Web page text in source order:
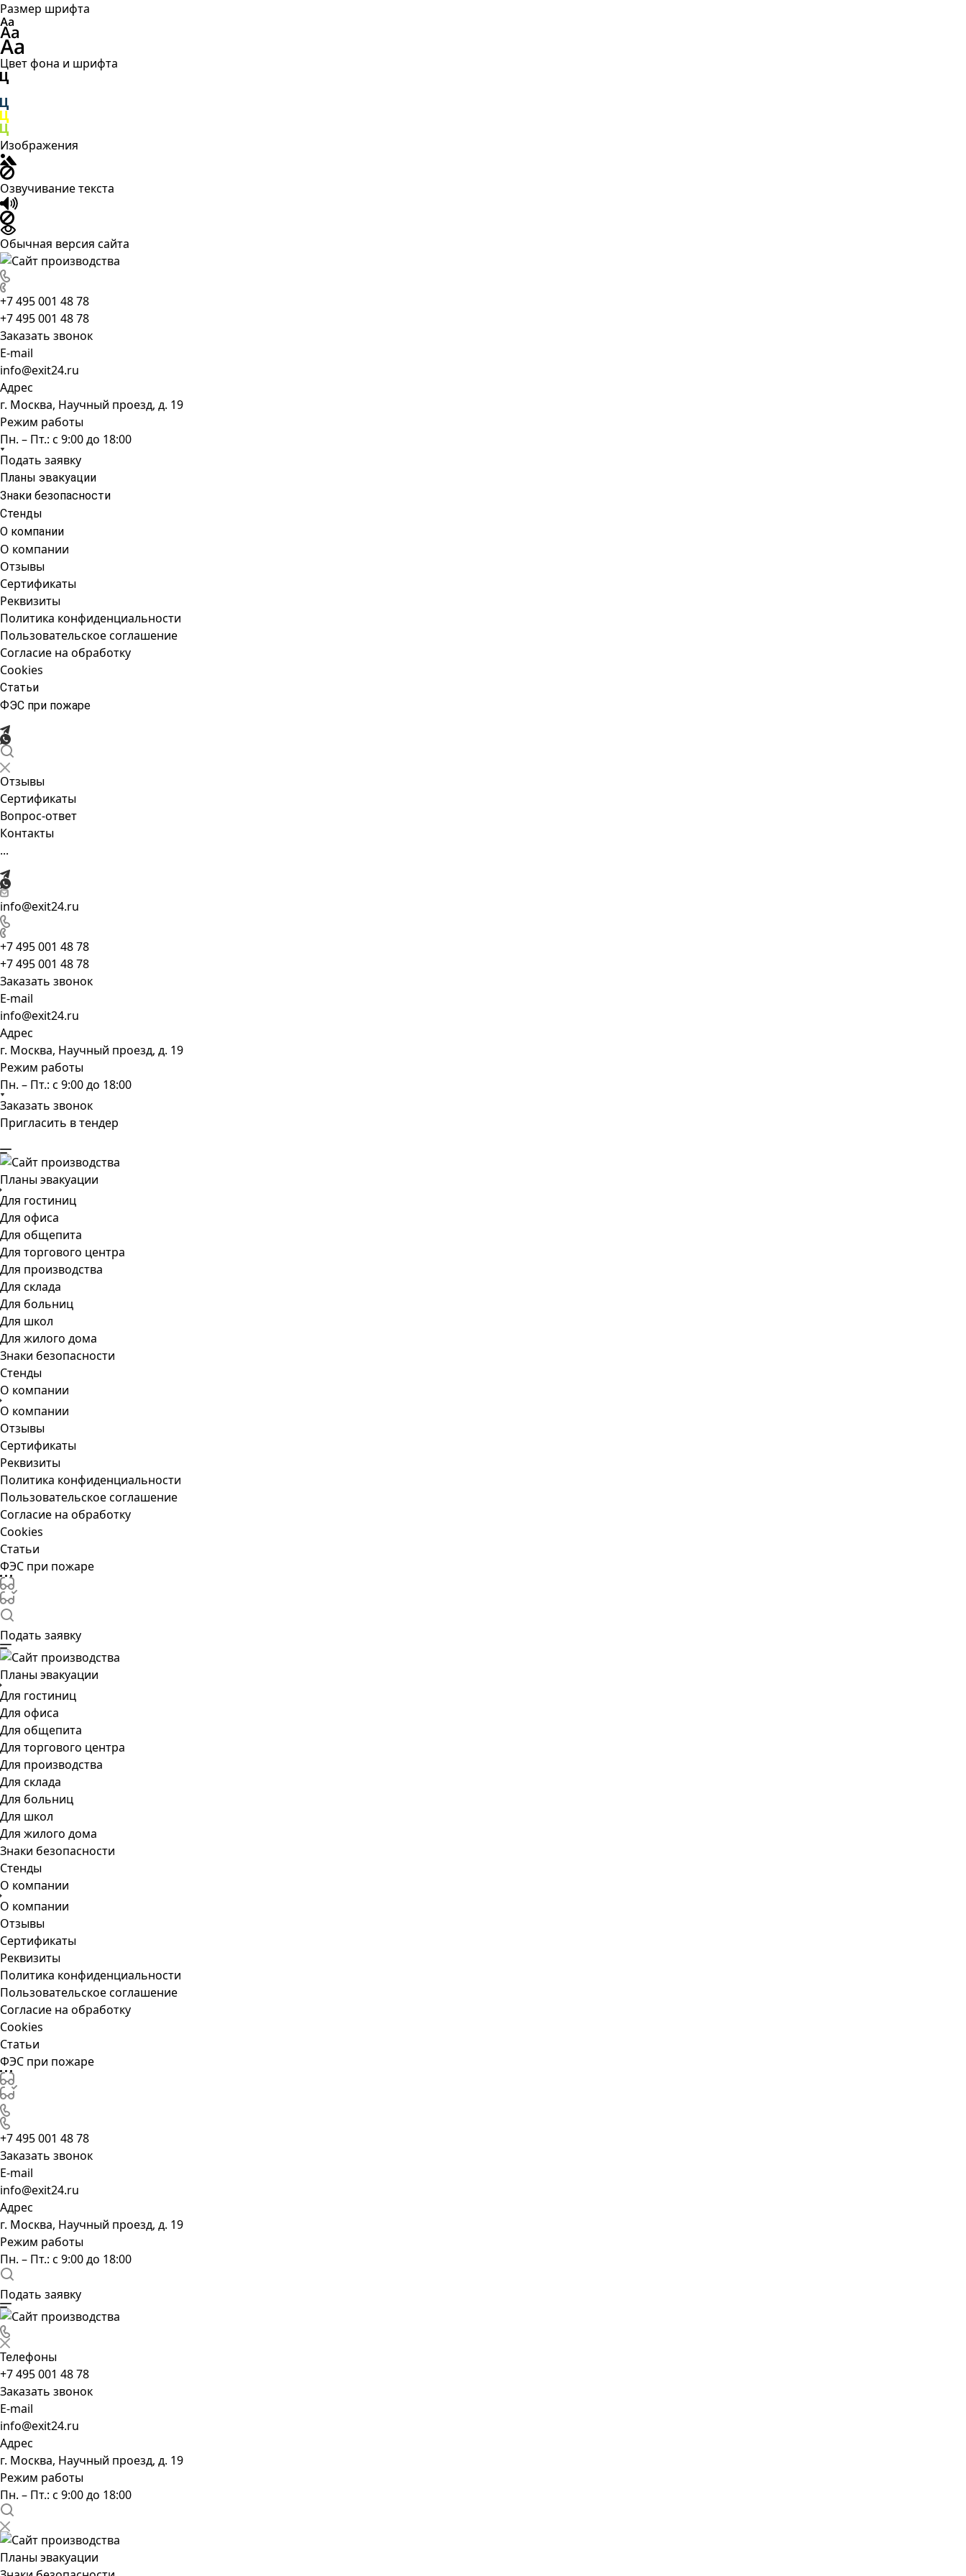
Размер шрифта
Цвет фона и шрифта
Изображения
Озвучивание текста
Обычная версия сайта
+7 495 001 48 78
+7 495 001 48 78
Заказать звонок
E-mail
info@exit24.ru
Адрес
г. Москва, Научный проезд, д. 19
Режим работы
Пн. – Пт.: с 9:00 до 18:00
Подать заявку
Планы эвакуации
Знаки безопасности
Стенды
О компании
О компании
Отзывы
Сертификаты
Реквизиты
Политика конфиденциальности
Пользовательское соглашение
Согласие на обработку
Cookies
Статьи
ФЭС при пожаре
Отзывы
Сертификаты
Вопрос-ответ
Контакты
...
info@exit24.ru
+7 495 001 48 78
+7 495 001 48 78
Заказать звонок
E-mail
info@exit24.ru
Адрес
г. Москва, Научный проезд, д. 19
Режим работы
Пн. – Пт.: с 9:00 до 18:00
Заказать звонок
Пригласить в тендер
Планы эвакуации
Для гостиниц
Для офиса
Для общепита
Для торгового центра
Для производства
Для склада
Для больниц
Для школ
Для жилого дома
Знаки безопасности
Стенды
О компании
О компании
Отзывы
Сертификаты
Реквизиты
Политика конфиденциальности
Пользовательское соглашение
Согласие на обработку
Cookies
Статьи
ФЭС при пожаре
Подать заявку
Планы эвакуации
Для гостиниц
Для офиса
Для общепита
Для торгового центра
Для производства
Для склада
Для больниц
Для школ
Для жилого дома
Знаки безопасности
Стенды
О компании
О компании
Отзывы
Сертификаты
Реквизиты
Политика конфиденциальности
Пользовательское соглашение
Согласие на обработку
Cookies
Статьи
ФЭС при пожаре
+7 495 001 48 78
Заказать звонок
E-mail
info@exit24.ru
Адрес
г. Москва, Научный проезд, д. 19
Режим работы
Пн. – Пт.: с 9:00 до 18:00
Подать заявку
Телефоны
+7 495 001 48 78
Заказать звонок
E-mail
info@exit24.ru
Адрес
г. Москва, Научный проезд, д. 19
Режим работы
Пн. – Пт.: с 9:00 до 18:00
Планы эвакуации